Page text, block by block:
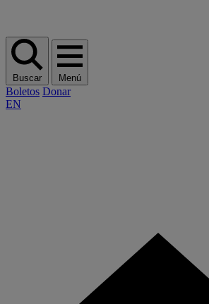
Buscar Menú
Boletos Donar
EN